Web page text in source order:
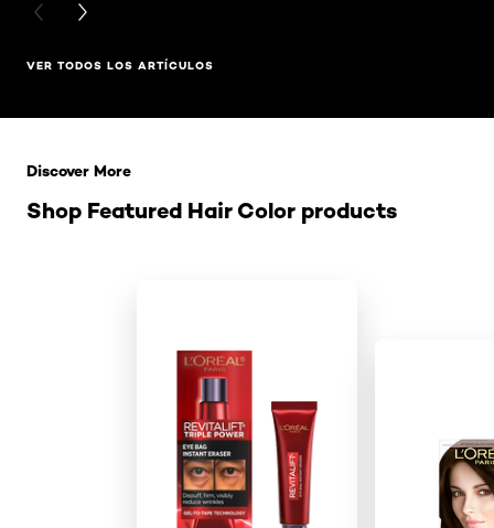
PREVIOUS CARD
NEXT CARD
VER TODOS LOS ARTÍCULOS
Shop Featured Hair Color products
Discover More